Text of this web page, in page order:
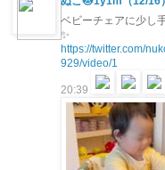
ベビーチェアに少し
✨
https://twitter.com/
929/video/1
20:39